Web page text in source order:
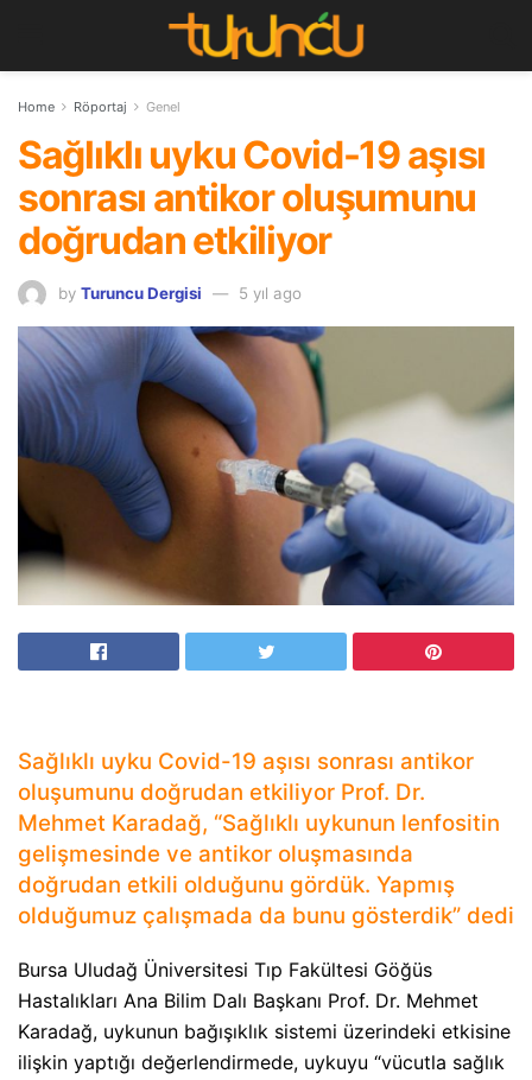
Home Röportaj Genel
Sağlıklı uyku Covid-19 aşısı
sonrası antikor oluşumunu
doğrudan etkiliyor
by Turuncu Dergisi 5 yıl ago
Sağlıklı uyku Covid-19 aşısı sonrası antikor
oluşumunu doğrudan etkiliyor Prof. Dr.
Mehmet Karadağ, “Sağlıklı uykunun lenfositin
gelişmesinde ve antikor oluşmasında
doğrudan etkili olduğunu gördük. Yapmış
olduğumuz çalışmada da bunu gösterdik” dedi
Bursa Uludağ Üniversitesi Tıp Fakültesi Göğüs
Hastalıkları Ana Bilim Dalı Başkanı Prof. Dr. Mehmet
Karadağ, uykunun bağışıklık sistemi üzerindeki etkisine
ilişkin yaptığı değerlendirmede, uykuyu “vücutla sağlık